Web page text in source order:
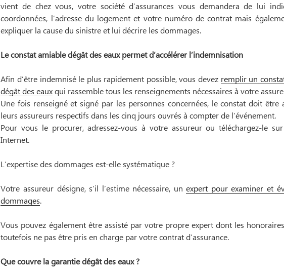
vient de chez vous, votre société d’assurances vous demandera de lui
coordonnées, l’adresse du logement et votre numéro de contrat mais
expliquer la cause du sinistre et lui décrire les dommages.
Le constat amiable dégât des eaux permet d’accélérer l’indemnisation
Afin d’être indemnisé le plus rapidement possible, vous devez remplir un
dégât des eauxqui rassemble tous les renseignements nécessaires à votre
Une fois renseigné et signé par les personnes concernées, le constat doit être
leurs assureurs respectifs dans les cinq jours ouvrés à compter de l’événement.
Pour vous le procurer, adressez-vous à votre assureur ou téléchargez-le
Internet.
L’expertise des dommages est-elle systématique ?
Votre assureur désigne, s’il l’estime nécessaire, unexpert pour examiner et
dommages.
Vous pouvez également être assisté par votre propre expert dont les
toutefois ne pas être pris en charge par votre contrat d’assurance.
Que couvre la garantie dégât des eaux ?